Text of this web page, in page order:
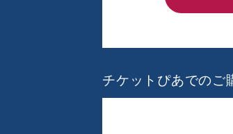
チケットぴあでのご